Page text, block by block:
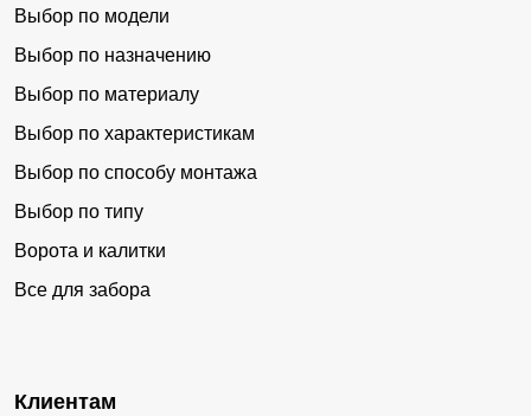
Выбор по модели
Выбор по назначению
Выбор по материалу
Выбор по характеристикам
Выбор по способу монтажа
Выбор по типу
Ворота и калитки
Все для забора
Клиентам